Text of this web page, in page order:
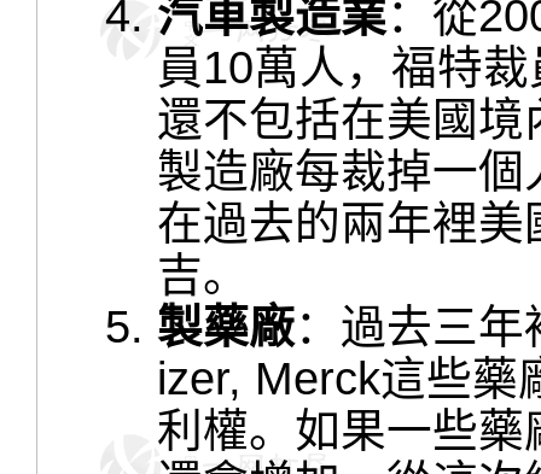
汽車製造業：從
員10萬人，福特
還不包括在美國
製造廠每裁掉一
在過去的兩年裡
吉。
製藥廠：過去三
izer, Merck這些藥
利權。如果一些